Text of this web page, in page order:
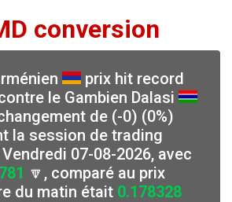
conversion
prix hit record
le Gambien Dalasi
de (-0) (0%)
la session de trading
07-08-2026, avec
🔽, comparé au prix
du matin était 0.178328